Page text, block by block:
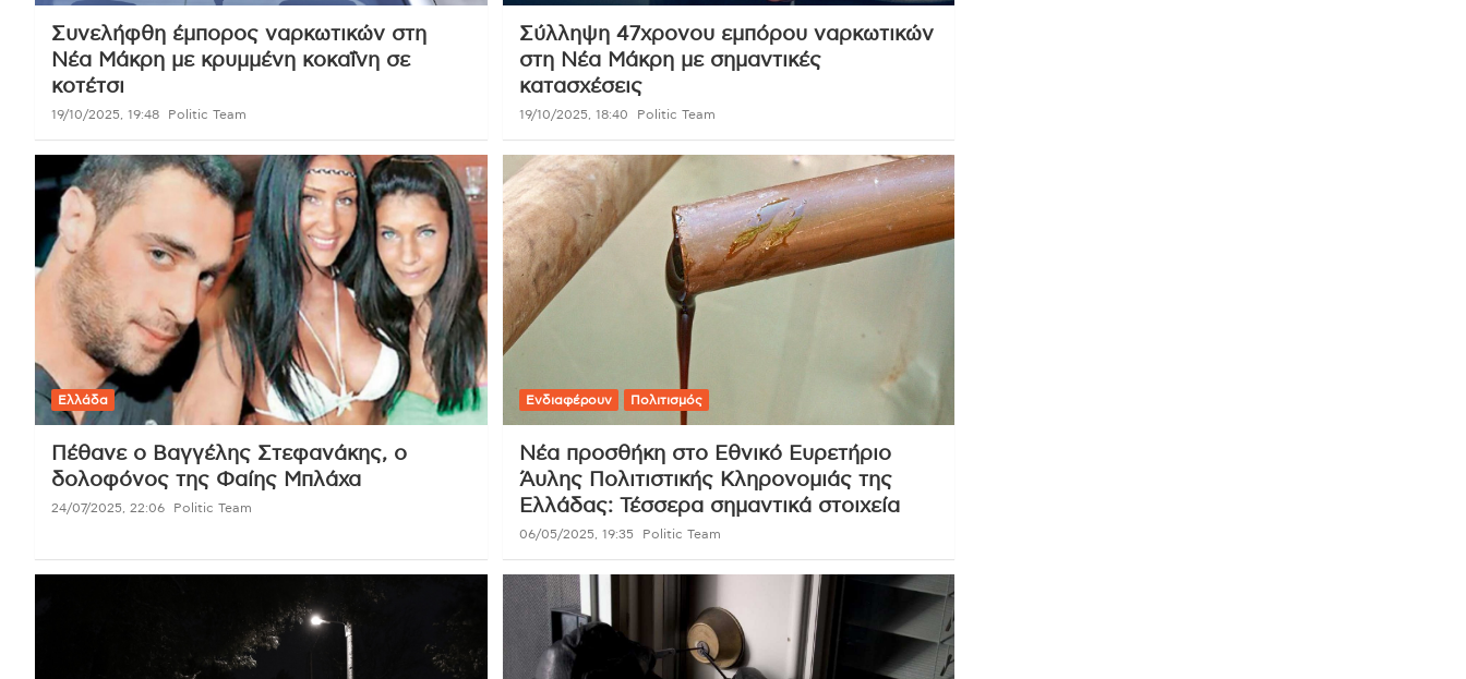
Συνελήφθη έμπορος ναρκωτικών στη
Νέα Μάκρη με κρυμμένη κοκαΐνη σε
κοτέτσι
19/10/2025, 19:48 Politic Team
Σύλληψη 47χρονου εμπόρου ναρκωτικών
στη Νέα Μάκρη με σημαντικές
κατασχέσεις
19/10/2025, 18:40 Politic Team
Ελλάδα
Πέθανε ο Βαγγέλης Στεφανάκης, ο
δολοφόνος της Φαίης Μπλάχα
24/07/2025, 22:06 Politic Team
Ενδιαφέρουν Πολιτισμός
Νέα προσθήκη στο Εθνικό Ευρετήριο
Άυλης Πολιτιστικής Κληρονομιάς της
Ελλάδας: Τέσσερα σημαντικά στοιχεία
06/05/2025, 19:35 Politic Team